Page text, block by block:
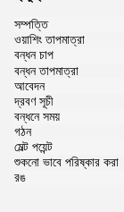
সম্পত্তি
ওয়াশিং তাপমাত্রা
বন্ধন চাপ
বন্ধন তাপমাত্রা
আবেদন
দ্রবণ সূচী
বন্ধনে সময়
গঠন
মেল্ট পয়েন্ট
শুকনো ভাবে পরিষ্কার করা
রঙ